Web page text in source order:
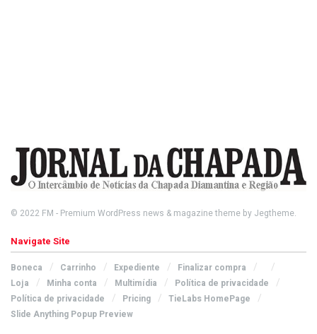
© 2022 FM - Premium WordPress news & magazine theme by Jegtheme.
Navigate Site
Boneca Carrinho Expediente
Finalizar compra
Loja
Minha conta Multimídia
Política de privacidade
Política de privacidade
Pricing
TieLabs HomePage
Slide Anything Popup Preview